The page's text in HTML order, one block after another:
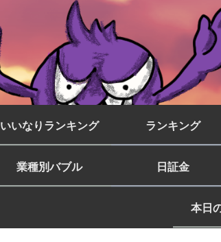
いいなりランキング ランキング
業種別バブル 日証金
本日